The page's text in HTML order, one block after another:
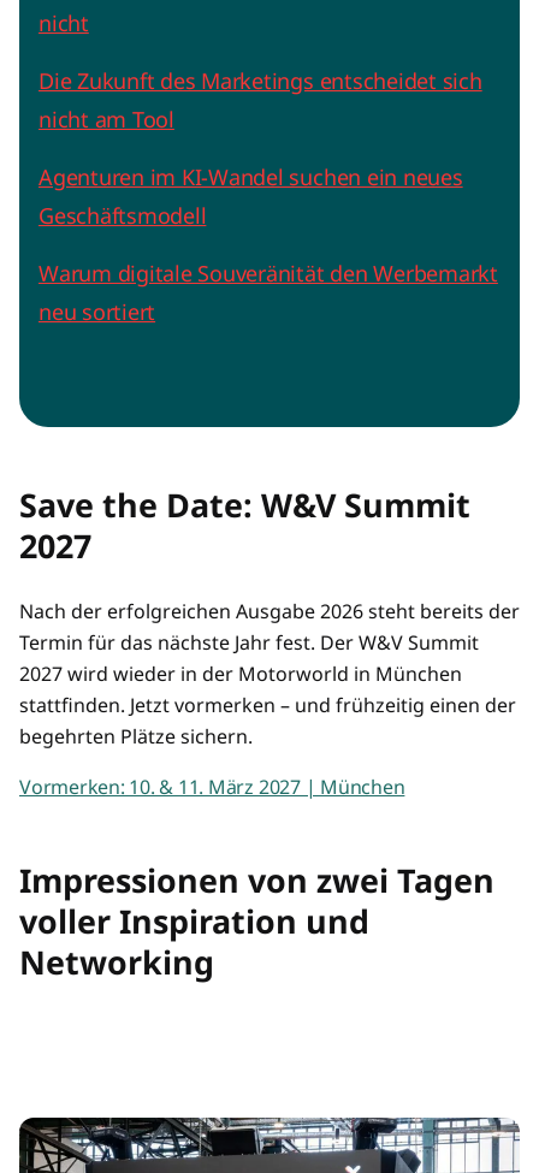
nicht
Die Zukunft des Marketings entscheidet sich
nicht am Tool
Agenturen im KI-Wandel suchen ein neues
Geschäftsmodell
Warum digitale Souveränität den Werbemarkt
neu sortiert
Save the Date: W&V Summit
2027
Nach der erfolgreichen Ausgabe 2026 steht bereits der
Termin für das nächste Jahr fest. Der W&V Summit
2027 wird wieder in der Motorworld in München
stattfinden. Jetzt vormerken – und frühzeitig einen der
begehrten Plätze sichern.
Vormerken: 10. & 11. März 2027 | München
Impressionen von zwei Tagen
voller Inspiration und
Networking